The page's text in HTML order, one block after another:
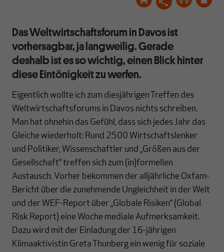
Das Weltwirtschaftsforum in Davos ist
vorhersagbar, ja langweilig. Gerade
deshalb ist es so wichtig, einen Blick hinter
diese Eintönigkeit zu werfen.
Eigentlich wollte ich zum diesjährigen Treffen des
Weltwirtschaftsforums in Davos nichts schreiben.
Man hat ohnehin das Gefühl, dass sich jedes Jahr das
Gleiche wiederholt: Rund 2500 Wirtschaftslenker
und Politiker, Wissenschaftler und „Größen aus der
Gesellschaft“ treffen sich zum (in)formellen
Austausch. Vorher bekommen der alljährliche Oxfam-
Bericht über die zunehmende Ungleichheit in der Welt
und der WEF-Report über „Globale Risiken“ (Global
Risk Report) eine Woche mediale Aufmerksamkeit.
Dazu wird mit der Einladung der 16-jährigen
Klimaaktivistin Greta Thunberg ein wenig für soziale